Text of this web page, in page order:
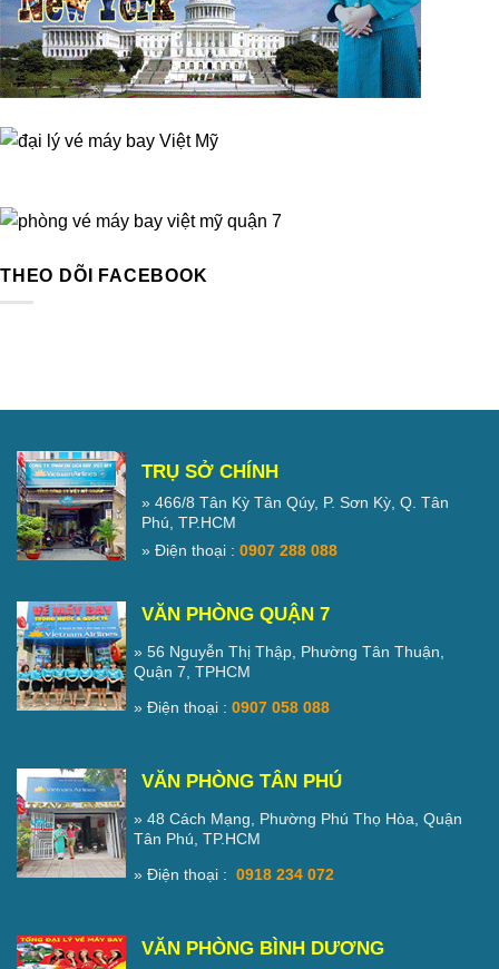
THEO DÕI FACEBOOK
TRỤ SỞ CHÍNH
» 466/8 Tân Kỳ Tân Qúy, P. Sơn Kỳ, Q. Tân
Phú, TP.HCM
» Điện thoại :0907 288 088
VĂN PHÒNG QUẬN 7
» 56 Nguyễn Thị Thập, Phường Tân Thuận,
Quận 7, TPHCM
» Điện thoại : 0907 058 088
VĂN PHÒNG TÂN PHÚ
» 48 Cách Mạng, Phường Phú Thọ Hòa, Quận
Tân Phú, TP.HCM
» Điện thoại : 0918 234 072
VĂN PHÒNG BÌNH DƯƠNG